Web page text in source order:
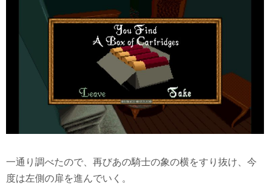
一通り調べたので、再びあの騎士の象の横をすり抜け、今
度は左側の扉を進んでいく。